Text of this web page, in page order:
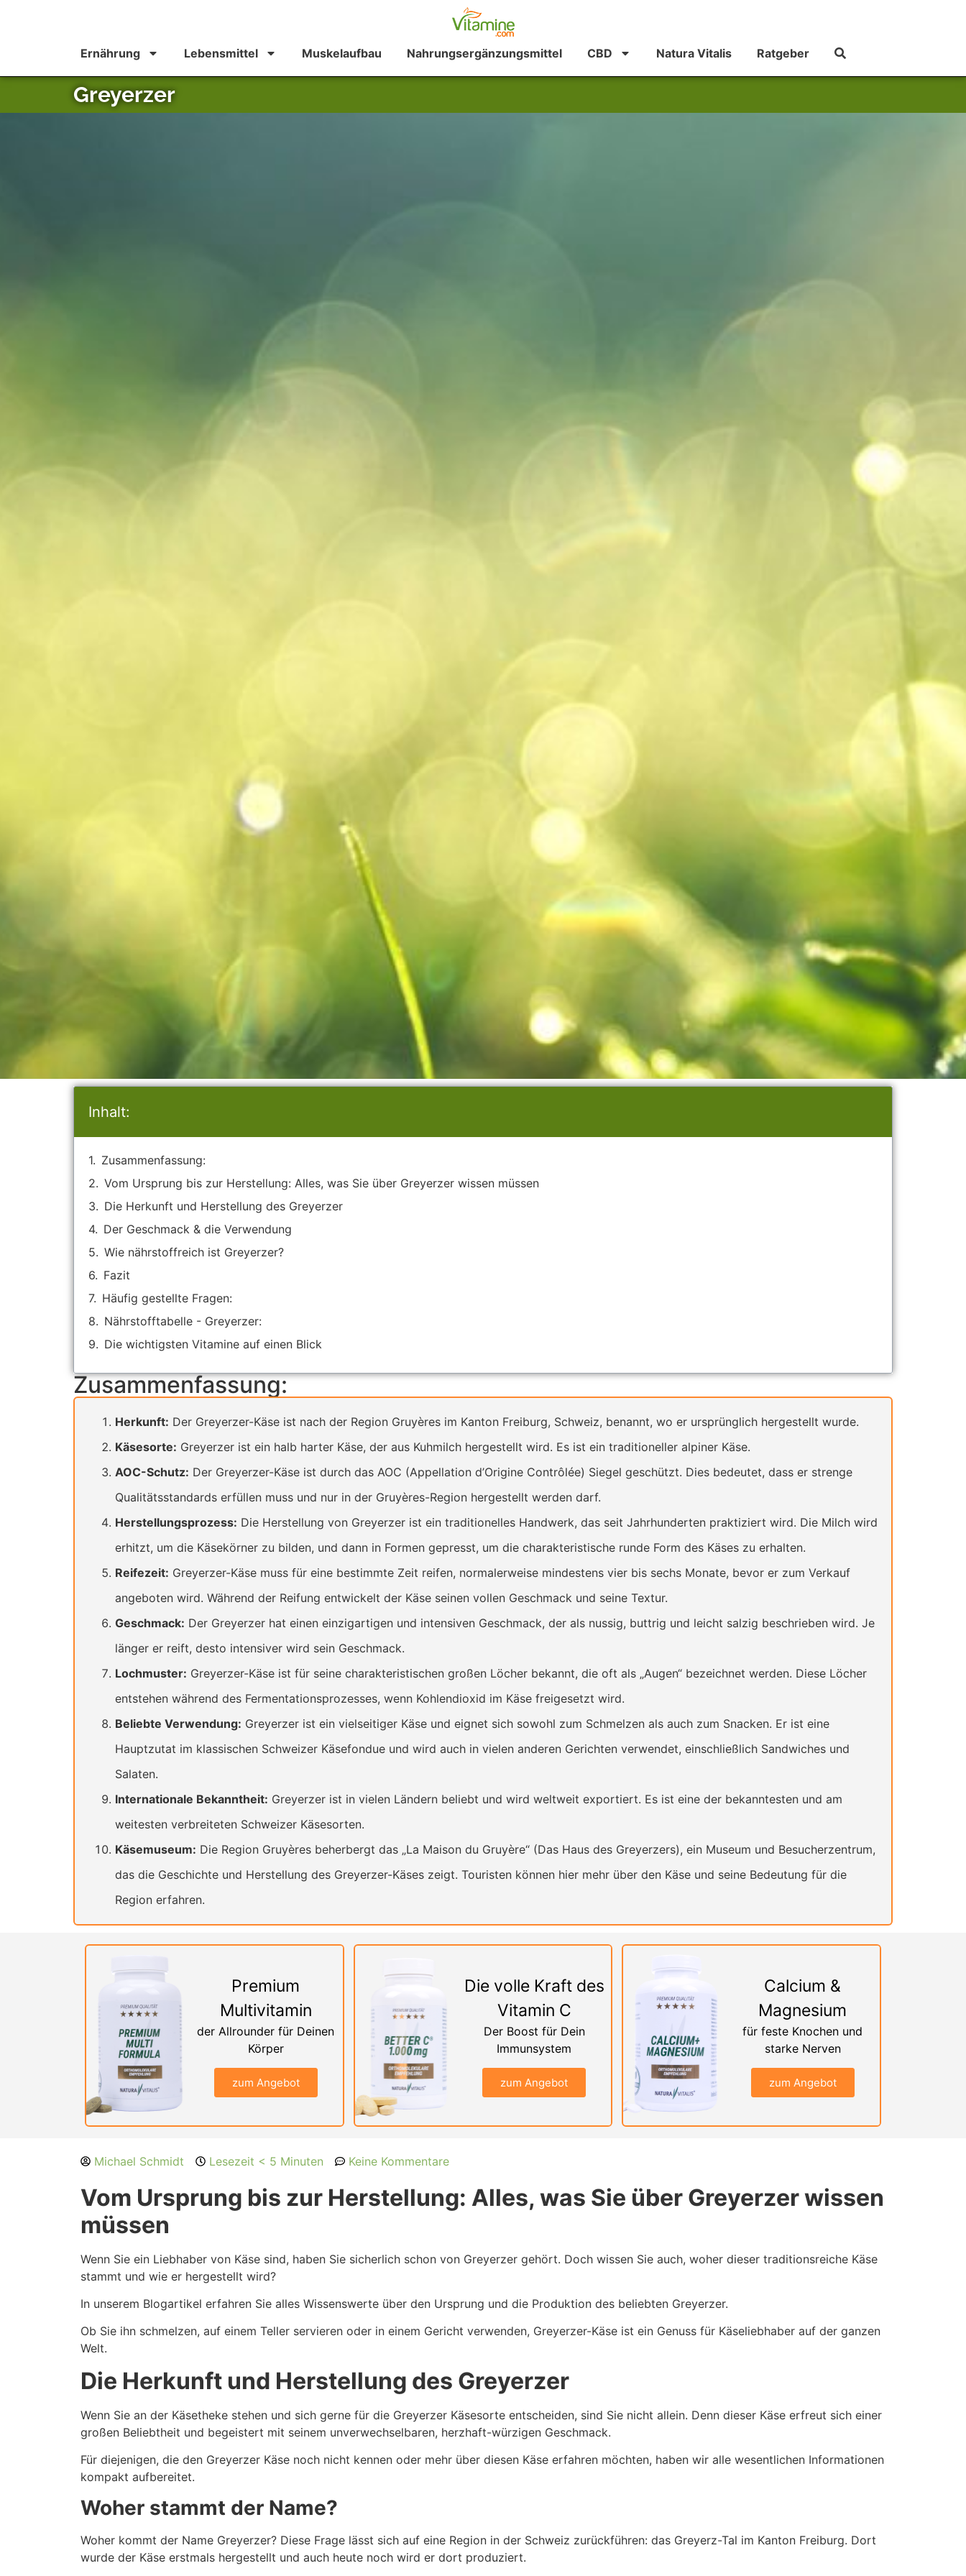
Ernährung Lebensmittel Muskelaufbau Nahrungsergänzungsmittel CBD Natura Vitalis Ratgeber
Greyerzer
Inhalt:
Zusammenfassung:
Vom Ursprung bis zur Herstellung: Alles, was Sie über Greyerzer wissen müssen
Die Herkunft und Herstellung des Greyerzer
Der Geschmack & die Verwendung
Wie nährstoffreich ist Greyerzer?
Fazit
Häufig gestellte Fragen:
Nährstofftabelle - Greyerzer:
Die wichtigsten Vitamine auf einen Blick
Zusammenfassung:
Herkunft: Der Greyerzer-Käse ist nach der Region Gruyères im Kanton Freiburg, Schweiz, benannt, wo er ursprünglich hergestellt wurde.
Käsesorte: Greyerzer ist ein halb harter Käse, der aus Kuhmilch hergestellt wird. Es ist ein traditioneller alpiner Käse.
AOC-Schutz: Der Greyerzer-Käse ist durch das AOC (Appellation d’Origine Contrôlée) Siegel geschützt. Dies bedeutet, dass er strenge
Qualitätsstandards erfüllen muss und nur in der Gruyères-Region hergestellt werden darf.
Herstellungsprozess: Die Herstellung von Greyerzer ist ein traditionelles Handwerk, das seit Jahrhunderten praktiziert wird. Die Milch wird
erhitzt, um die Käsekörner zu bilden, und dann in Formen gepresst, um die charakteristische runde Form des Käses zu erhalten.
Reifezeit: Greyerzer-Käse muss für eine bestimmte Zeit reifen, normalerweise mindestens vier bis sechs Monate, bevor er zum Verkauf
angeboten wird. Während der Reifung entwickelt der Käse seinen vollen Geschmack und seine Textur.
Geschmack: Der Greyerzer hat einen einzigartigen und intensiven Geschmack, der als nussig, buttrig und leicht salzig beschrieben wird. Je
länger er reift, desto intensiver wird sein Geschmack.
Lochmuster: Greyerzer-Käse ist für seine charakteristischen großen Löcher bekannt, die oft als „Augen“ bezeichnet werden. Diese Löcher
entstehen während des Fermentationsprozesses, wenn Kohlendioxid im Käse freigesetzt wird.
Beliebte Verwendung: Greyerzer ist ein vielseitiger Käse und eignet sich sowohl zum Schmelzen als auch zum Snacken. Er ist eine
Hauptzutat im klassischen Schweizer Käsefondue und wird auch in vielen anderen Gerichten verwendet, einschließlich Sandwiches und
Salaten.
Internationale Bekanntheit: Greyerzer ist in vielen Ländern beliebt und wird weltweit exportiert. Es ist eine der bekanntesten und am
weitesten verbreiteten Schweizer Käsesorten.
Käsemuseum: Die Region Gruyères beherbergt das „La Maison du Gruyère“ (Das Haus des Greyerzers), ein Museum und Besucherzentrum,
das die Geschichte und Herstellung des Greyerzer-Käses zeigt. Touristen können hier mehr über den Käse und seine Bedeutung für die
Region erfahren.
Premium
Multivitamin
der Allrounder für Deinen
Körper
zum Angebot
Die volle Kraft des
Vitamin C
Der Boost für Dein
Immunsystem
zum Angebot
Calcium &
Magnesium
für feste Knochen und
starke Nerven
zum Angebot
Michael Schmidt Lesezeit < 5 Minuten Keine Kommentare
Vom Ursprung bis zur Herstellung: Alles, was Sie über Greyerzer wissen
müssen
Wenn Sie ein Liebhaber von Käse sind, haben Sie sicherlich schon von Greyerzer gehört. Doch wissen Sie auch, woher dieser traditionsreiche Käse
stammt und wie er hergestellt wird?
In unserem Blogartikel erfahren Sie alles Wissenswerte über den Ursprung und die Produktion des beliebten Greyerzer.
Ob Sie ihn schmelzen, auf einem Teller servieren oder in einem Gericht verwenden, Greyerzer-Käse ist ein Genuss für Käseliebhaber auf der ganzen
Welt.
Die Herkunft und Herstellung des Greyerzer
Wenn Sie an der Käsetheke stehen und sich gerne für die Greyerzer Käsesorte entscheiden, sind Sie nicht allein. Denn dieser Käse erfreut sich einer
großen Beliebtheit und begeistert mit seinem unverwechselbaren, herzhaft-würzigen Geschmack.
Für diejenigen, die den Greyerzer Käse noch nicht kennen oder mehr über diesen Käse erfahren möchten, haben wir alle wesentlichen Informationen
kompakt aufbereitet.
Woher stammt der Name?
Woher kommt der Name Greyerzer? Diese Frage lässt sich auf eine Region in der Schweiz zurückführen: das Greyerz-Tal im Kanton Freiburg. Dort
wurde der Käse erstmals hergestellt und auch heute noch wird er dort produziert.